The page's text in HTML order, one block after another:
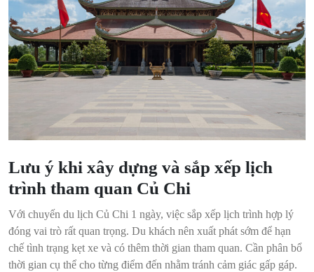
Lưu ý khi xây dựng và sắp xếp lịch
trình tham quan Củ Chi
Với chuyến du lịch Củ Chi 1 ngày, việc sắp xếp lịch trình hợp lý
đóng vai trò rất quan trọng. Du khách nên xuất phát sớm để hạn
chế tình trạng kẹt xe và có thêm thời gian tham quan. Cần phân bổ
thời gian cụ thể cho từng điểm đến nhằm tránh cảm giác gấp gáp.